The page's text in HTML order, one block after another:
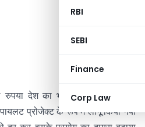
RBI
SEBI
Finance
Corp Law
देश का भविष्य बनने जा रहा है.
प्रोजेक्ट के रूप में लागू किया गया